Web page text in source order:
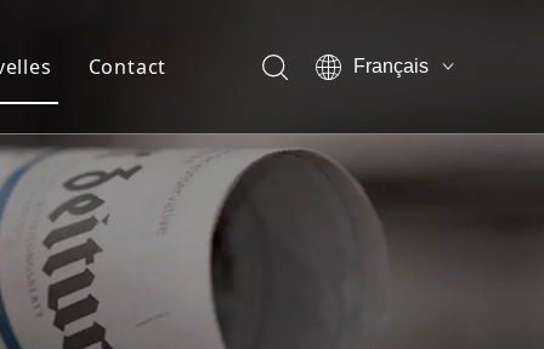
de l'entreprise
l'équipe
de réalité virtuelle
Contact
Français
العربية
Pусский
Español